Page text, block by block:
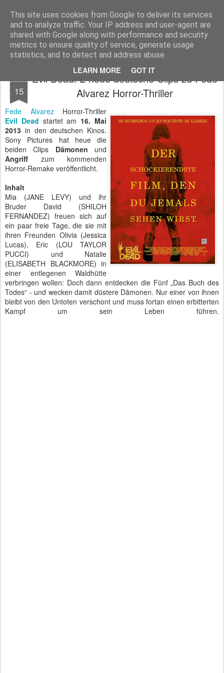
This site uses cookies from Google to deliver its services
and to analyze traffic. Your IP address and user-agent are
shared with Google along with performance and security
metrics to ensure quality of service, generate usage
statistics, and to detect and address abuse.
LEARN MORE GOT IT
MyKinoTrailer
Pages
15
Evil Dead: 2 neue deutsche Clips zu Fede
Alvarez Horror-Thriller
Fede AlvarezHorror-Thriller
Evil Dead startet am 16. Mai
2013 in den deutschen Kinos.
Sony Pictures hat heue die
beiden Clips Dämonen und
Angriff zum kommenden
Horror-Remake veröffentlicht.
Inhalt
Mia (JANE LEVY) und ihr
Bruder David (SHILOH
FERNANDEZ) freuen sich auf
ein paar freie Tage, die sie mit
ihren Freunden Olivia (Jessica
Lucas), Eric (LOU TAYLOR
PUCCI) und Natalie
(ELISABETH BLACKMORE) in
einer entlegenen Waldhütte
verbringen wollen: Doch dann entdecken die Fünf „Das Buch des
Todes“ - und wecken damit düstere Dämonen. Nur einer von ihnen
bleibt von den Untoten verschont und muss fortan einen erbitterten
Kampf um sein Leben führen.